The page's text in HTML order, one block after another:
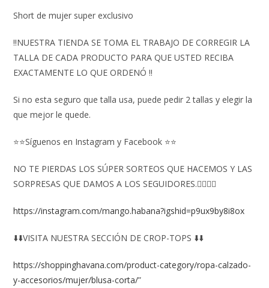
Short de mujer super exclusivo
‼️NUESTRA TIENDA SE TOMA EL TRABAJO DE CORREGIR LA
TALLA DE CADA PRODUCTO PARA QUE USTED RECIBA
EXACTAMENTE LO QUE ORDENÓ ‼️
Si no esta seguro que talla usa, puede pedir 2 tallas y elegir la
que mejor le quede.
⭐⭐Síguenos en Instagram y Facebook ⭐⭐
NO TE PIERDAS LOS SÚPER SORTEOS QUE HACEMOS Y LAS
SORPRESAS QUE DAMOS A LOS SEGUIDORES.👇🏻👇🏻
https://instagram.com/mango.habana?igshid=p9ux9by8i8ox
⬇️⬇️VISITA NUESTRA SECCIÓN DE CROP-TOPS ⬇️⬇️
https://shoppinghavana.com/product-category/ropa-calzado-
y-accesorios/mujer/blusa-corta/”